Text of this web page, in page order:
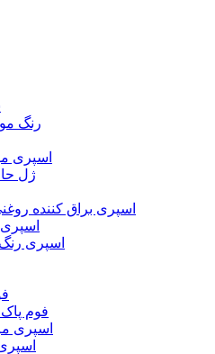
رنگ
اسپری
ژل
اسپری براق کننده
اسپری
فوم
اسپری